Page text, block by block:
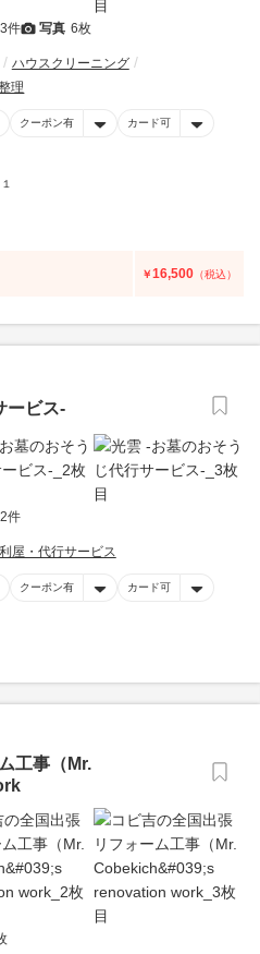
3件 写真 6枚
ハウスクリーニング
理
クーポン有 カード可
￥16,500 （税込）
ービス-
2件
屋・代行サービス
クーポン有 カード可
工事（Mr.